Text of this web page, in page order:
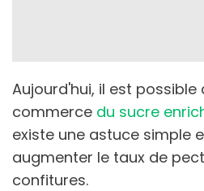
Aujourd'hui, il est
commerce du sucre
existe une astuce simple
augmenter le taux de
confitures.